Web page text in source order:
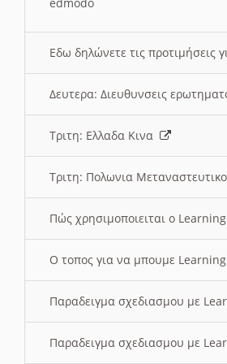
Εδω δηλώνετε τις προτιμήσεις
Δευτερα: Διευθυνσεις
Τριτη: Ελλαδα Κινα
Τριτη: Πολωνια Μεταναστευτικο
Πώς χρησιμοποιειται ο
O τοπος για να μπουμε
Παραδειγμα σχεδιασμου με
Παραδειγμα σχεδιασμου με